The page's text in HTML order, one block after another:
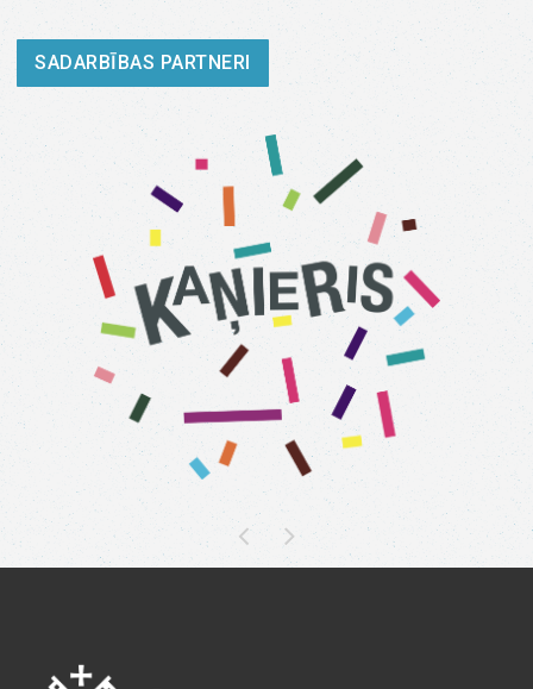
SADARBĪBAS PARTNERI